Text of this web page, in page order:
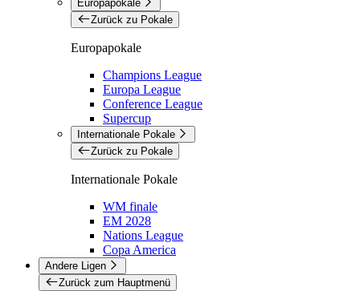
Europapokale
Zurück zu Pokale
Europapokale
Champions League
Europa League
Conference League
Supercup
Internationale Pokale
Zurück zu Pokale
Internationale Pokale
WM finale
EM 2028
Nations League
Copa America
Andere Ligen
Zurück zum Hauptmenü